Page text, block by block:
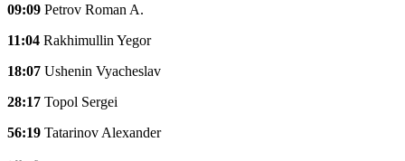
09:09 Petrov Roman A.
11:04 Rakhimullin Yegor
18:07 Ushenin Vyacheslav
28:17 Topol Sergei
56:19 Tatarinov Alexander